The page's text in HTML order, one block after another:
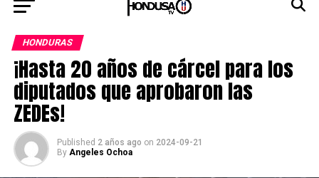
HONDURAS
¡Hasta 20 años de cárcel para los
diputados que aprobaron las
ZEDEs!
Published 2 años ago on 2024-09-21
By Angeles Ochoa